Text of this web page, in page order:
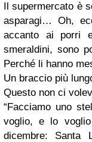
Il supermercato è
asparagi… Oh,
accanto ai porri
smeraldini, sono
Perché li hanno
Un braccio più
Questo non ci
“Facciamo uno
voglio, e lo
dicembre: Santa